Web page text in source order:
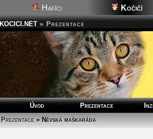
Hafíci Kočičí
KOCICI.NET » Prezentace
Úvod Prezentace
Prezentace» Něvská maškaráda